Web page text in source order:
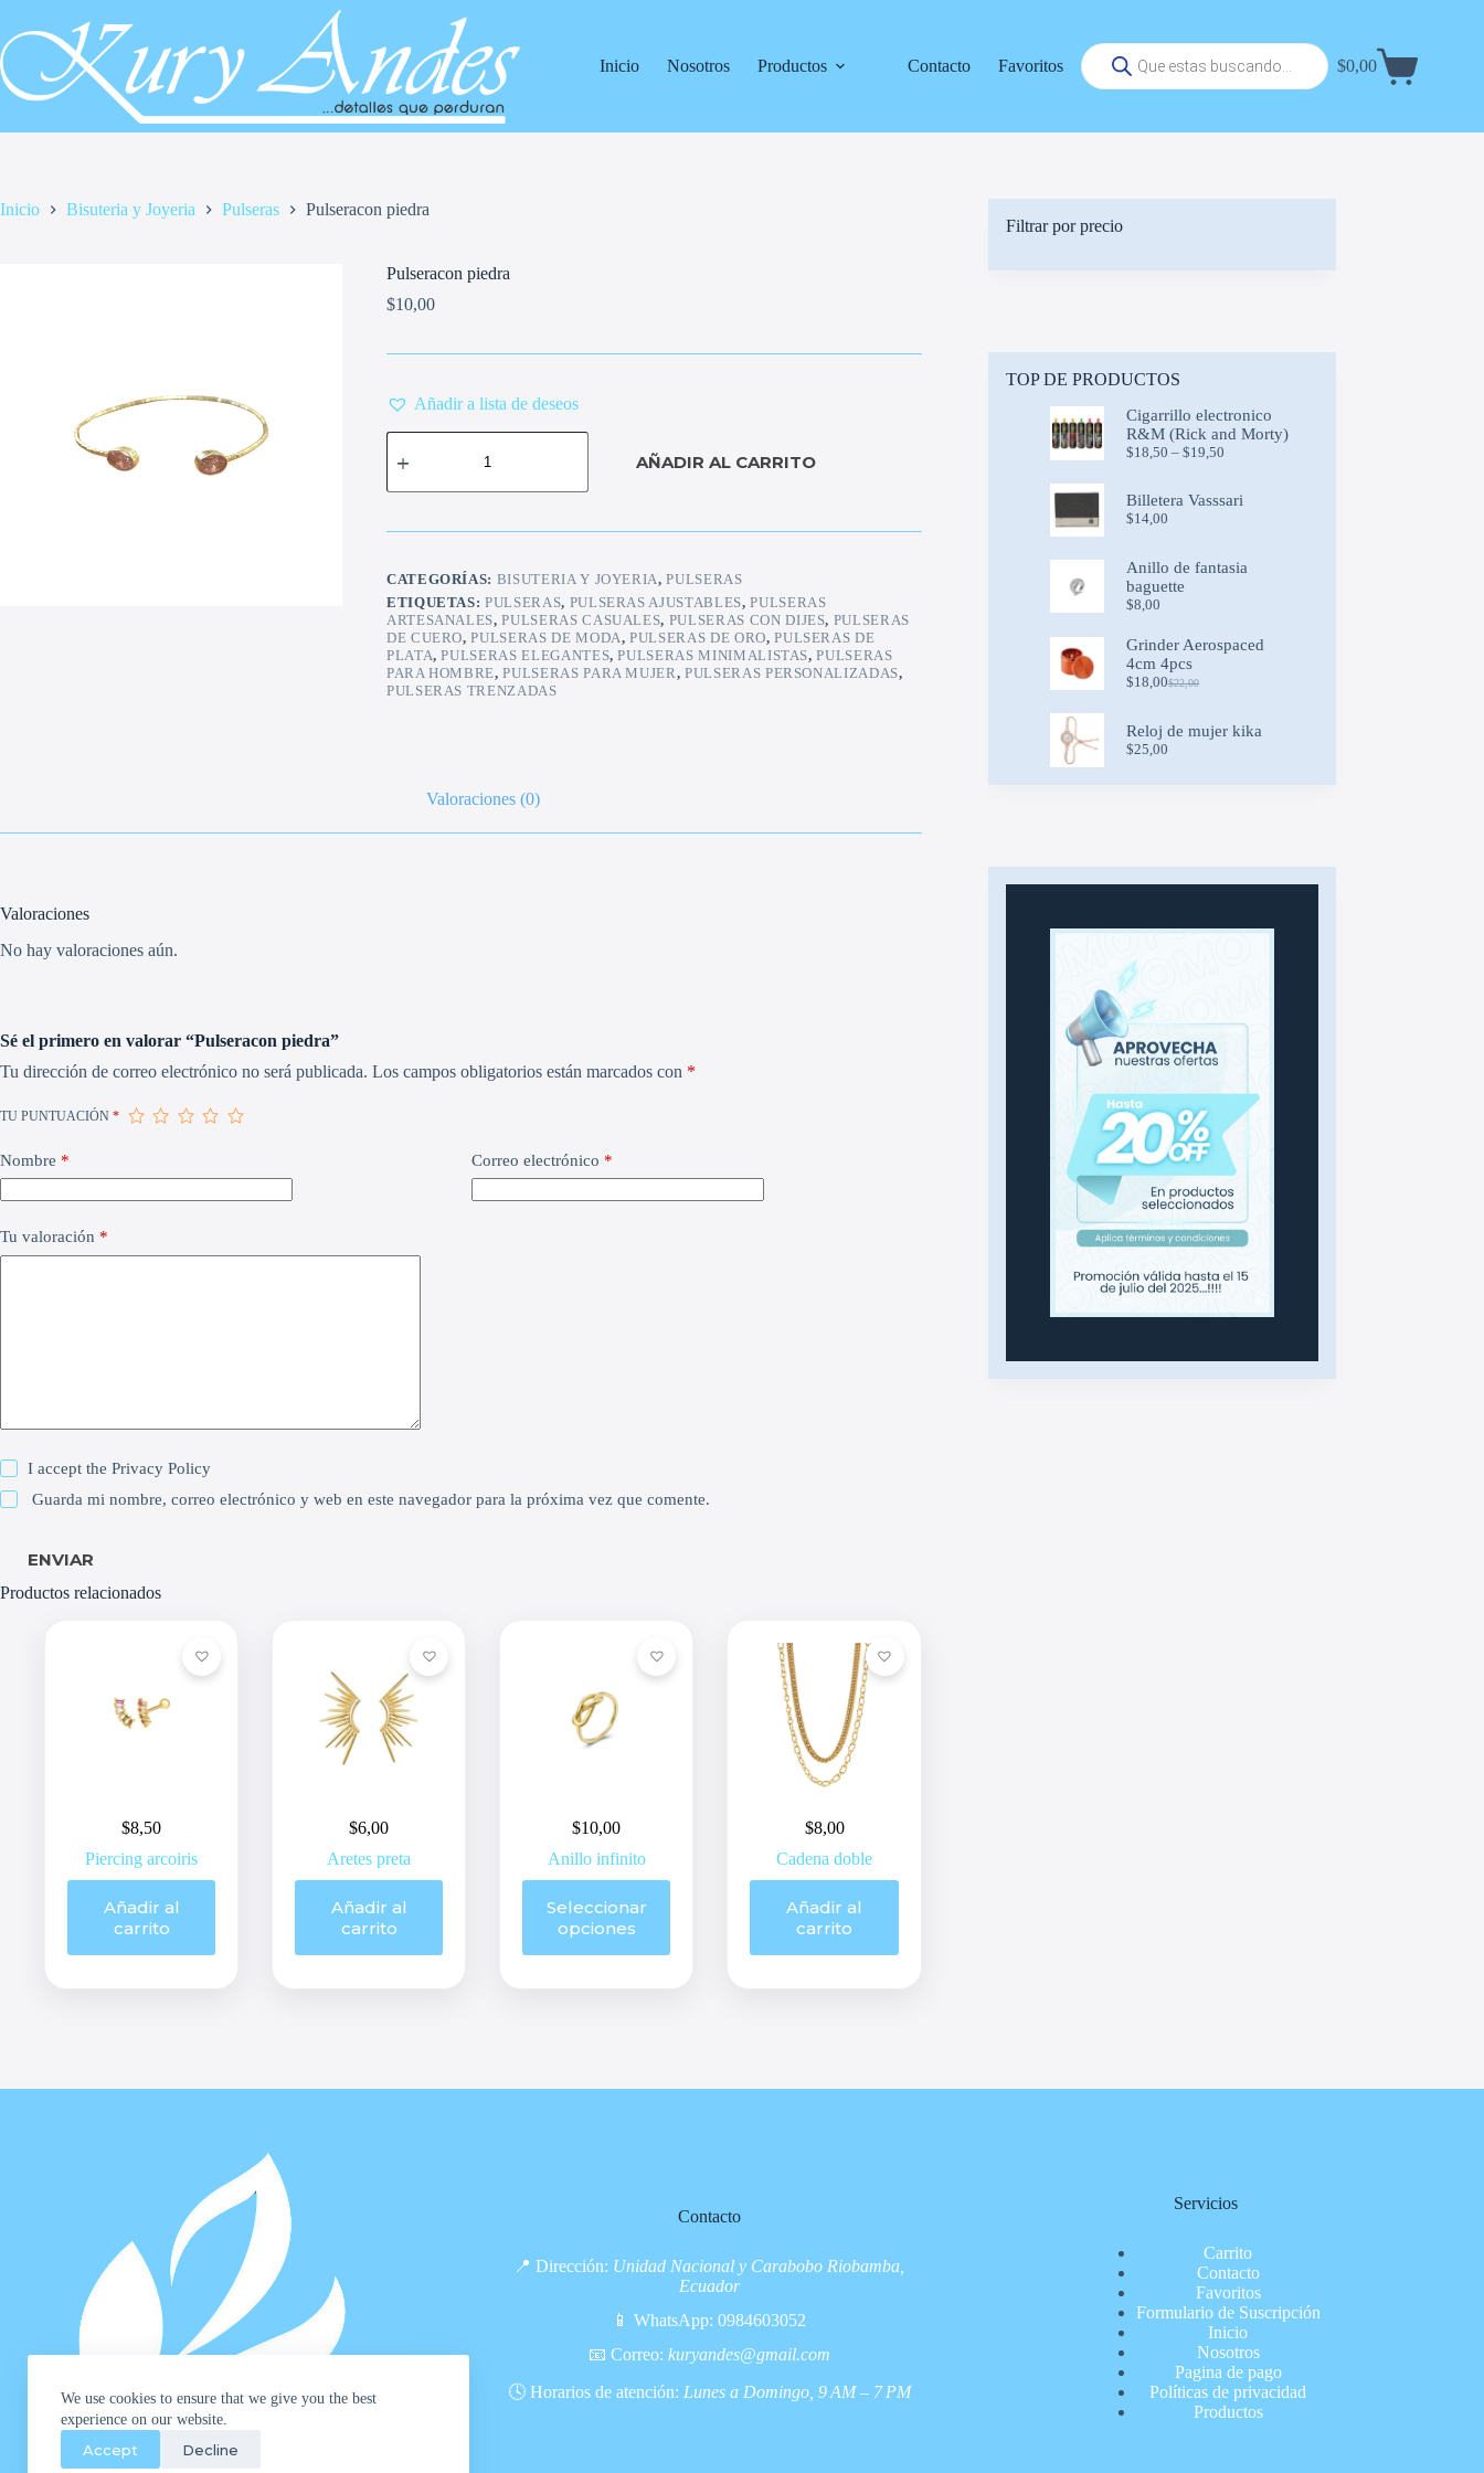
contenido
We use cookies to ensure that we give you the best
experience on our website.
Accept Decline
Inicio Nosotros Productos Contacto Favoritos
Búsqueda
de
productos
Carrito
$0,00
Inicio Bisuteria y Joyeria Pulseras Pulseracon piedra
Pulseracon piedra
$10,00
Añadir a lista de deseos
Pulseracon
piedra
AÑADIR AL CARRITO
CATEGORÍAS: BISUTERIA Y JOYERIA,PULSERAS
ETIQUETAS:PULSERAS, PULSERAS AJUSTABLES,PULSERAS
ARTESANALES,PULSERAS CASUALES, PULSERAS CON DIJES, PULSERAS
DE CUERO,PULSERAS DE MODA,PULSERAS DE ORO,PULSERAS DE
PLATA,PULSERAS ELEGANTES,PULSERAS MINIMALISTAS,PULSERAS
PARA HOMBRE,PULSERAS PARA MUJER,PULSERAS PERSONALIZADAS,
PULSERAS TRENZADAS
Valoraciones (0)
Valoraciones
No hay valoraciones aún.
Sé el primero en valorar “Pulseracon piedra”
Tu dirección de correo electrónico no será publicada. Los campos obligatorios están marcados con *
TU PUNTUACIÓN *
Nombre * Correo electrónico *
Tu valoración *
I accept thePrivacy Policy
Guarda mi nombre, correo electrónico y web en este navegador para la próxima vez que comente.
ENVIAR
Productos relacionados
$8,50
Piercing arcoiris
Añadir al
carrito
$6,00
Aretes preta
Añadir al
carrito
$10,00
Anillo infinito
Seleccionar
opciones
producto
tiene
Las
en
$8,00
Cadena doble
Añadir al
carrito
Filtrar por precio
TOP DE PRODUCTOS
Cigarrillo electronico
R&M (Rick and Morty)
$18,50 – $19,50Price
through
Billetera Vasssari
$14,00
Anillo de fantasia
baguette
$8,00
Grinder Aerospaced
4cm 4pcs
$22,00
Original
was:
$22,00.
$18,00Current
is:
$18,00.
Reloj de mujer kika
$25,00
Contacto
📍 Dirección: Unidad Nacional y Carabobo Riobamba,
Ecuador
📱 WhatsApp: 0984603052
📧 Correo: kuryandes@gmail.com
🕓 Horarios de atención: Lunes a Domingo, 9 AM – 7 PM
Servicios
Carrito
Contacto
Favoritos
Formulario de Suscripción
Inicio
Nosotros
Pagina de pago
Políticas de privacidad
Productos